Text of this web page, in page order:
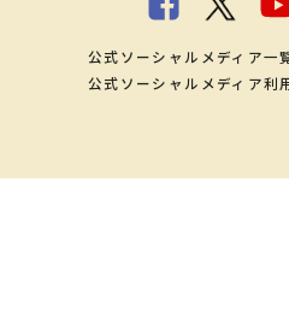
公式ソーシャルメディア一
公式ソーシャルメディア利